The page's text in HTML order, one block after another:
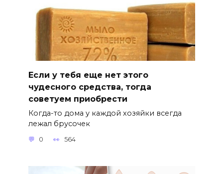
Если у тебя еще нет этого
чудесного средства, тогда
советуем приобрести
Когда-то дома у каждой хозяйки всегда
лежал брусочек
0 564